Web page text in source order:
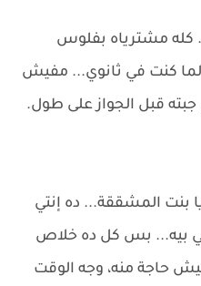
كله مشترياه بفلوس
كنت في ثانوي... مفيش
قبل الجواز على طول.
بنت المشققة... ده إنتي
بيه... بس كل ده خلاص
حاجة منه، وجه الوقت